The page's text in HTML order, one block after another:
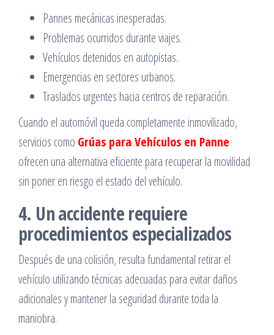
Pannes mecánicas inesperadas.
Problemas ocurridos durante viajes.
Vehículos detenidos en autopistas.
Emergencias en sectores urbanos.
Traslados urgentes hacia centros de reparación.
Cuando el automóvil queda completamente inmovilizado,
servicios como Grúas para Vehículos en Panne
ofrecen una alternativa eficiente para recuperar la movilidad
sin poner en riesgo el estado del vehículo.
4. Un accidente requiere
procedimientos especializados
Después de una colisión, resulta fundamental retirar el
vehículo utilizando técnicas adecuadas para evitar daños
adicionales y mantener la seguridad durante toda la
maniobra.